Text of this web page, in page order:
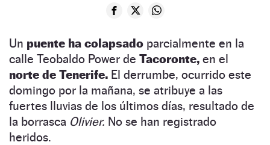
Un puente ha colapsado parcialmente en la
calle Teobaldo Power de Tacoronte, en el
norte de Tenerife. El derrumbe, ocurrido este
domingo por la mañana, se atribuye a las
fuertes lluvias de los últimos días, resultado de
la borrasca Olivier. No se han registrado
heridos.